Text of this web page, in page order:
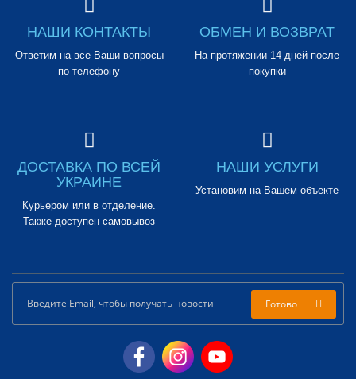
НАШИ КОНТАКТЫ
Ответим на все Ваши вопросы
по телефону
ОБМЕН И ВОЗВРАТ
На протяжении 14 дней после
покупки
ДОСТАВКА ПО ВСЕЙ
УКРАИНЕ
Курьером или в отделение.
Также доступен самовывоз
НАШИ УСЛУГИ
Установим на Вашем объекте
Готово